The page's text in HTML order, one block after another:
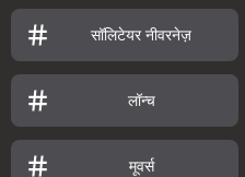
सॉलिटेयर नीवरनेज़
लॉन्च
मूवर्स